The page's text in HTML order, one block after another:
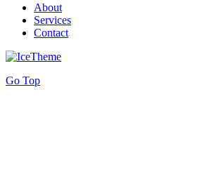
About
Services
Contact
Go Top